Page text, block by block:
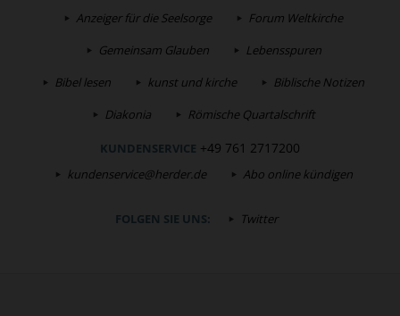
Anzeiger für die Seelsorge
Forum Weltkirche
Gemeinsam Glauben
Lebensspuren
Bibel lesen
kunst und kirche
Biblische Notizen
Diakonia
Römische Quartalschrift
KUNDENSERVICE +49 761 2717200
kundenservice@herder.de Abo online kündigen
FOLGEN SIE UNS: Twitter